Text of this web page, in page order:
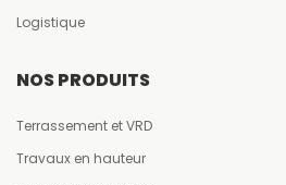
Logistique
NOS PRODUITS
Terrassement et VRD
Travaux en hauteur